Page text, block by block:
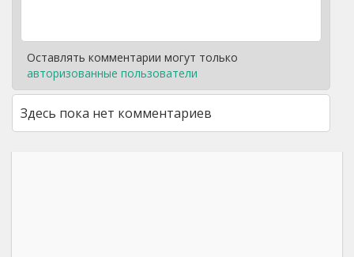
Оставлять комментарии могут только
авторизованные пользователи
Здесь пока нет комментариев